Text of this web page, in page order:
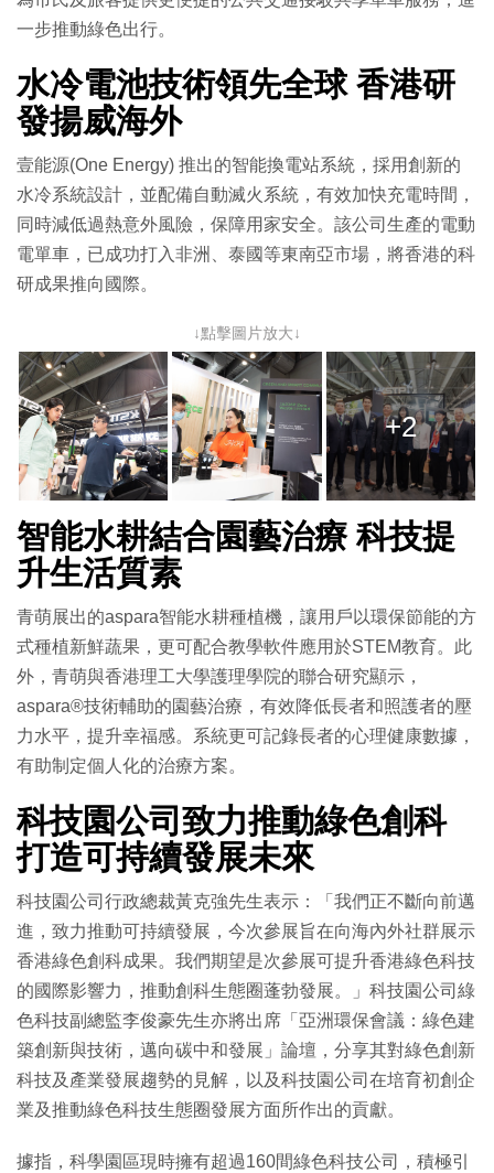
一步推動綠色出行。
水冷電池技術領先全球 香港研
發揚威海外
壹能源(One Energy) 推出的智能換電站系統，採用創新的
水冷系統設計，並配備自動滅火系統，有效加快充電時間，
同時減低過熱意外風險，保障用家安全。該公司生產的電動
電單車，已成功打入非洲、泰國等東南亞市場，將香港的科
研成果推向國際。
↓點擊圖片放大↓
+2
智能水耕結合園藝治療 科技提
升生活質素
青萌展出的aspara智能水耕種植機，讓用戶以環保節能的方
式種植新鮮蔬果，更可配合教學軟件應用於STEM教育。此
外，青萌與香港理工大學護理學院的聯合研究顯示，
aspara®技術輔助的園藝治療，有效降低長者和照護者的壓
力水平，提升幸福感。系統更可記錄長者的心理健康數據，
有助制定個人化的治療方案。
科技園公司致力推動綠色創科
打造可持續發展未來
科技園公司行政總裁黃克強先生表示：「我們正不斷向前邁
進，致力推動可持續發展，今次參展旨在向海內外社群展示
香港綠色創科成果。我們期望是次參展可提升香港綠色科技
的國際影響力，推動創科生態圈蓬勃發展。」科技園公司綠
色科技副總監李俊豪先生亦將出席「亞洲環保會議：綠色建
築創新與技術，邁向碳中和發展」論壇，分享其對綠色創新
科技及產業發展趨勢的見解，以及科技園公司在培育初創企
業及推動綠色科技生態圈發展方面所作出的貢獻。
據指，科學園區現時擁有超過160間綠色科技公司，積極引